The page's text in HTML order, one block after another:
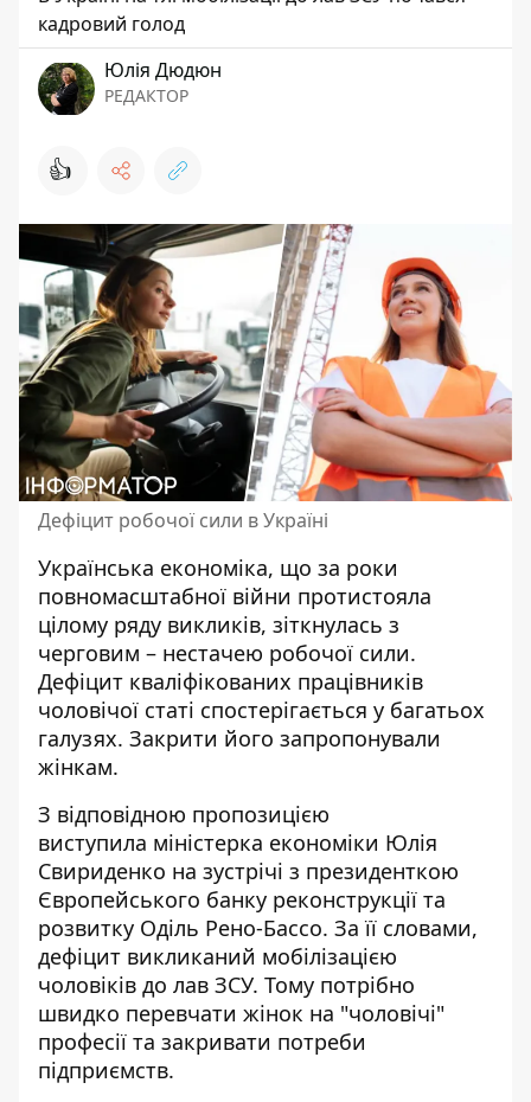
кадровий голод
Юлія Дюдюн
РЕДАКТОР
👍
Дефіцит робочої сили в Україні
Українська економіка, що за роки
повномасштабної війни протистояла
цілому ряду викликів, зіткнулась з
черговим – нестачею робочої сили.
Дефіцит кваліфікованих працівників
чоловічої статі спостерігається у багатьох
галузях. Закрити його запропонували
жінкам.
З відповідною пропозицією
виступила міністерка економіки Юлія
Свириденко на зустрічі з президенткою
Європейського банку реконструкції та
розвитку Оділь Рено-Бассо. За її словами,
дефіцит викликаний мобілізацією
чоловіків до лав ЗСУ. Тому потрібно
швидко перевчати жінок на "чоловічі"
професії та закривати потреби
підприємств.